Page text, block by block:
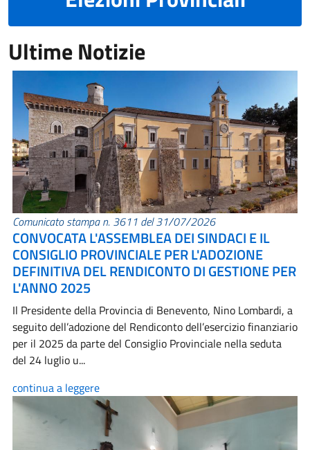
Ultime Notizie
Comunicato stampa n. 3611 del 31/07/2026
CONVOCATA L'ASSEMBLEA DEI SINDACI E IL
CONSIGLIO PROVINCIALE PER L'ADOZIONE
DEFINITIVA DEL RENDICONTO DI GESTIONE PER
L'ANNO 2025
Il Presidente della Provincia di Benevento, Nino Lombardi, a
seguito dell’adozione del Rendiconto dell’esercizio finanziario
per il 2025 da parte del Consiglio Provinciale nella seduta
del 24 luglio u...
continua a leggere